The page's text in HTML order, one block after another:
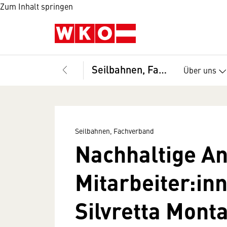
Zum Inhalt springen
Seilbahnen, Fachverband Über uns
Seilbahnen, Fachverband
Nach­haltige
Silvretta